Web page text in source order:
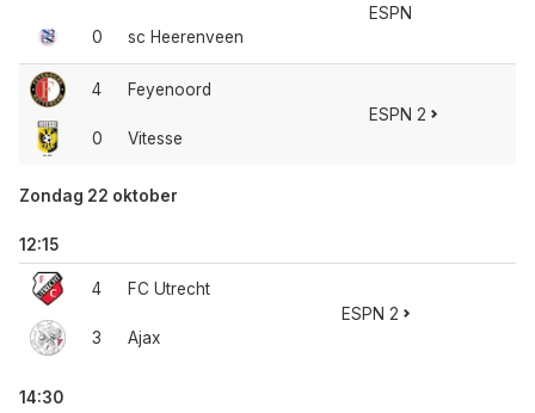
0 sc Heerenveen
ESPN
4
0
Feyenoord
Vitesse
ESPN 2
Zondag 22 oktober
12:15
4
3
FC Utrecht
Ajax
ESPN 2
14:30